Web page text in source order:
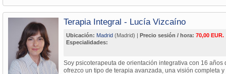
Terapia Integral - Lucía Vizcaíno
Ubicación: Madrid (Madrid) | Precio sesión / hora: 70,00 EUR.
Especialidades:
Soy psicoterapeuta de orientación integrativa con 16 años
ofrezco un tipo de terapia avanzada, una visión completa